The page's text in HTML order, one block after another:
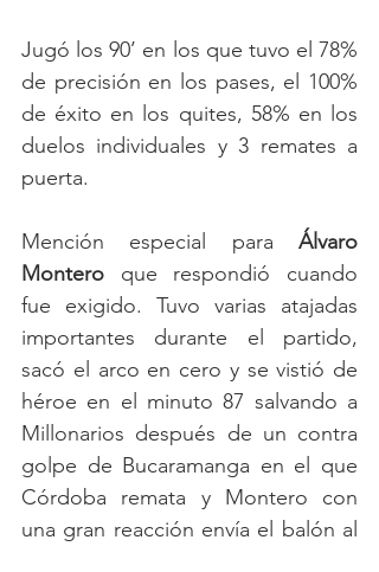
Jugó los 90’ en los que tuvo el 78%
de precisión en los pases, el 100%
de éxito en los quites, 58% en los
duelos individuales y 3 remates a
puerta.
Mención especial para Álvaro
Montero que respondió cuando
fue exigido. Tuvo varias atajadas
importantes durante el partido,
sacó el arco en cero y se vistió de
héroe en el minuto 87 salvando a
Millonarios después de un contra
golpe de Bucaramanga en el que
Córdoba remata y Montero con
una gran reacción envía el balón al